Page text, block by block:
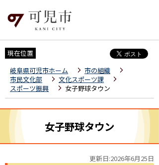
現在位置
岐阜県可児市ホーム
市の組織
市民文化部
文化スポーツ課
スポーツ振興
女子野球タウン
女子野球タウン
更新日:2026年6月25日